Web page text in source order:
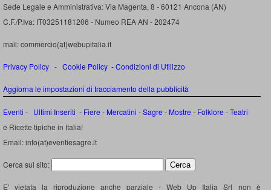
Sede Legale e Amministrativa: Via Magenta, 8 - 60121 Ancona (AN)
C.F./P.Iva: IT03251181206 - Numeo REA AN - 202474
mail: commercio(at)webupitalia.it
Privacy Policy - Cookie Policy -Condizioni di Utilizzo
Aggiorna le impostazioni di tracciamento della pubblicità
Eventi - Ultimi Inseriti - Fiere - Mercatini -Sagre - Mostre - Folklore -Teatri
e Ricette tipiche in Italia!
Email: info(at)eventiesagre.it
Cerca sul sito:
E' vietata la riproduzione anche parziale - Web Up Italia Srl non è